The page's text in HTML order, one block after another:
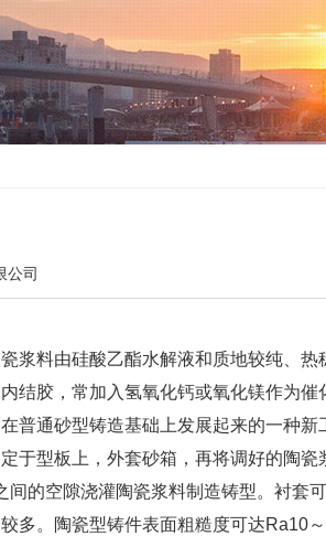
公司
浆料由硅酸乙酯水解液和质地较纯、热
结胶，常加入氢氧化钙或氧化镁作为催
普通砂型铸造基础上发展起来的一种新
于型板上，外套砂箱，再将调好的陶瓷
的空隙浇灌陶瓷浆料制造铸型。衬套
多。陶瓷型铸件表面粗糙度可达Ra10